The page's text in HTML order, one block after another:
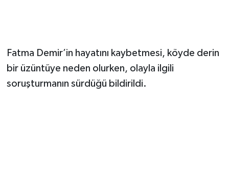
Fatma Demir’in hayatını kaybetmesi, köyde derin
bir üzüntüye neden olurken, olayla ilgili
soruşturmanın sürdüğü bildirildi.